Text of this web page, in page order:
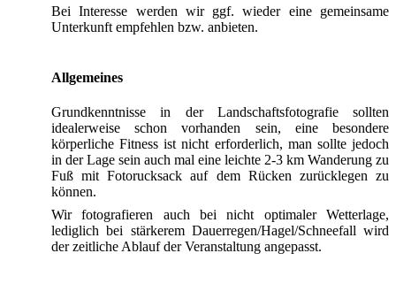
Bei Interesse werden wir ggf. wieder eine gemeinsame
Unterkunft empfehlen bzw. anbieten.
Allgemeines
Grundkenntnisse in der Landschaftsfotografie sollten
idealerweise schon vorhanden sein, eine besondere
körperliche Fitness ist nicht erforderlich, man sollte jedoch
in der Lage sein auch mal eine leichte 2-3 km Wanderung zu
Fuß mit Fotorucksack auf dem Rücken zurücklegen zu
können.
Wir fotografieren auch bei nicht optimaler Wetterlage,
lediglich bei stärkerem Dauerregen/Hagel/Schneefall wird
der zeitliche Ablauf der Veranstaltung angepasst.